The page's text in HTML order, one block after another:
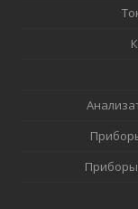
Приборы